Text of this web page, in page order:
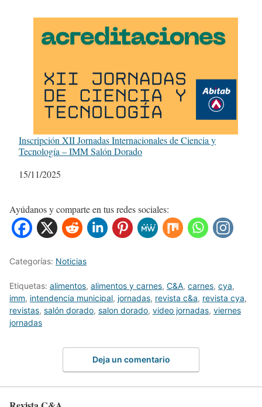
Inscripción XII Jornadas Internacionales de Ciencia y
Tecnología – IMM Salón Dorado
Fecha
15/11/2025
Ayúdanos y comparte en tus redes sociales:
Categorías: Noticias
Etiquetas: alimentos, alimentos y carnes, C&A, carnes, cya,
imm, intendencia municipal, jornadas, revista c&a, revista cya,
revistas, salón dorado, salon dorado, video jornadas, viernes
jornadas
Deja un comentario